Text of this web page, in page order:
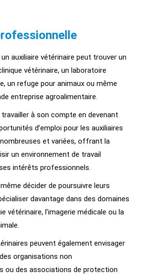
auxiliaire vétérinaire peut trouver un
vétérinaire, un laboratoire
un refuge pour animaux ou même
entreprise agroalimentaire.
à son compte en devenant
d’emploi pour les auxiliaires
et variées, offrant la
un environnement de travail
intérêts professionnels.
décider de poursuivre leurs
davantage dans des domaines
vétérinaire, l’imagerie médicale ou la
peuvent également envisager
organisations non
ou des associations de protection